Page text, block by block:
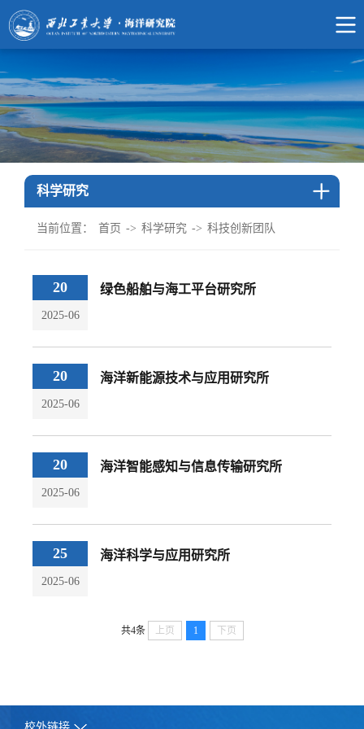
科学研究
当前位置： 首页 -> 科学研究 -> 科技创新团队
20
2025-06
绿色船舶与海工平台研究所
20
2025-06
海洋新能源技术与应用研究所
20
2025-06
海洋智能感知与信息传输研究所
25
2025-06
海洋科学与应用研究所
共4条 上页 1 下页